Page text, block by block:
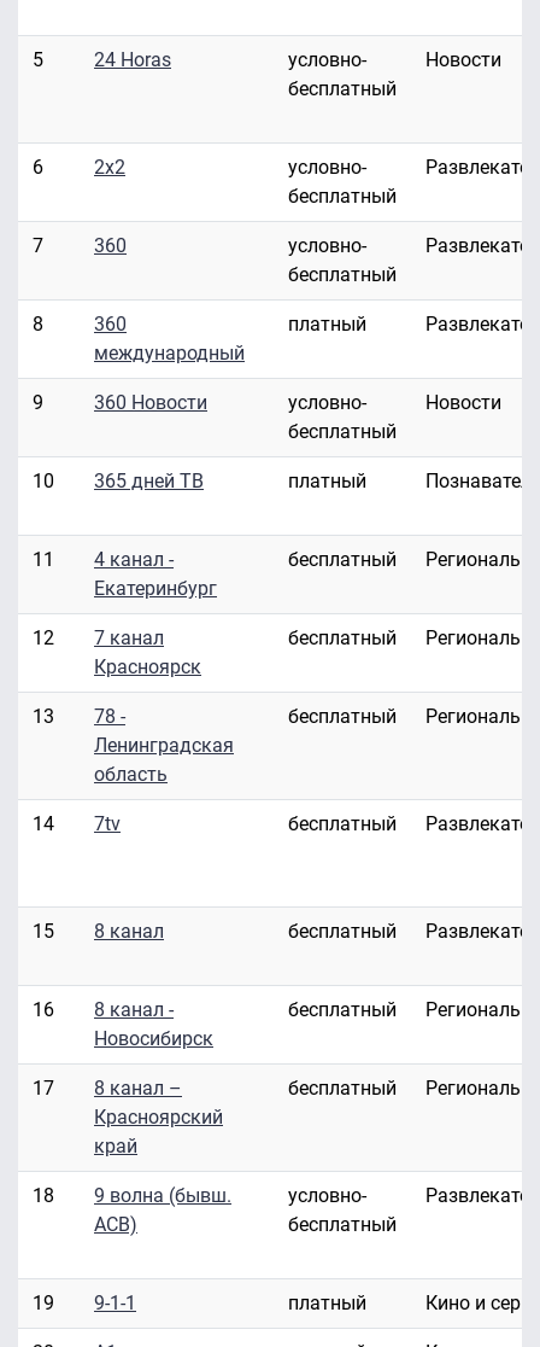
5 24 Horas
условно-
бесплатный
Новости
6 2x2
условно-
бесплатный
7 360
условно-
бесплатный
8
360
международный
платный
9 360 Новости
условно-
бесплатный
Новости
10 365 дней ТВ платный
11
4 канал -
Екатеринбург
бесплатный
12
7 канал
Красноярск
бесплатный
13
78 -
Ленинградская
область
бесплатный
14 7tv бесплатный
15 8 канал бесплатный
16
8 канал -
Новосибирск
бесплатный
17
8 канал –
Красноярский
край
бесплатный
18
9 волна (бывш.
АСВ)
условно-
бесплатный
19 9-1-1 платный Кино и